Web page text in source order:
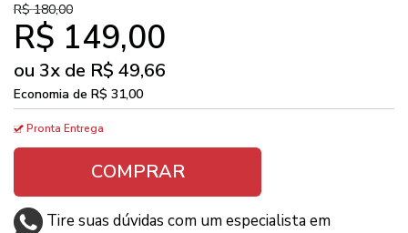
R$ 180,00
R$ 149,00
ou 3x de R$ 49,66
Economia de R$ 31,00
Pronta Entrega
COMPRAR
Tire suas dúvidas com um especialista em